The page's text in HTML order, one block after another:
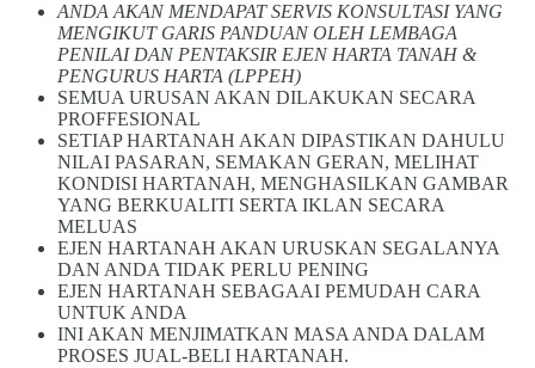
ANDA AKAN MENDAPAT SERVIS KONSULTASI YANG
MENGIKUT GARIS PANDUAN OLEH LEMBAGA
PENILAI DAN PENTAKSIR EJEN HARTA TANAH &
PENGURUS HARTA (LPPEH)
SEMUA URUSAN AKAN DILAKUKAN SECARA
PROFFESIONAL
SETIAP HARTANAH AKAN DIPASTIKAN DAHULU
NILAI PASARAN, SEMAKAN GERAN, MELIHAT
KONDISI HARTANAH, MENGHASILKAN GAMBAR
YANG BERKUALITI SERTA IKLAN SECARA
MELUAS
EJEN HARTANAH AKAN URUSKAN SEGALANYA
DAN ANDA TIDAK PERLU PENING
EJEN HARTANAH SEBAGAAI PEMUDAH CARA
UNTUK ANDA
INI AKAN MENJIMATKAN MASA ANDA DALAM
PROSES JUAL-BELI HARTANAH.